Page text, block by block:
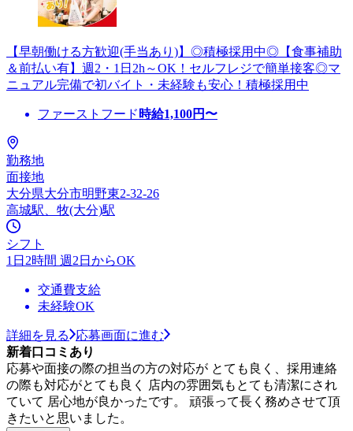
【早朝働ける方歓迎(手当あり)】◎積極採用中◎【食事補助
＆前払い有】週2・1日2h～OK！セルフレジで簡単接客◎マ
ニュアル完備で初バイト・未経験も安心！積極採用中
ファーストフード 時給1,100円〜
勤務地
面接地
大分県大分市明野東2-32-26
高城駅、牧(大分)駅
シフト
1日2時間 週2日からOK
交通費支給
未経験OK
詳細を見る
応募画面に進む
新着口コミあり
応募や面接の際の担当の方の対応が とても良く、採用連絡
の際も対応がとても良く 店内の雰囲気もとても清潔にされ
ていて 居心地が良かったです。 頑張って長く務めさせて頂
きたいと思いました。